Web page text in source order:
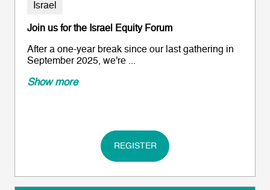
Israel
Join us for the Israel Equity Forum
After a one-year break since our last gathering in
September 2025, we're ...
Show more
REGISTER